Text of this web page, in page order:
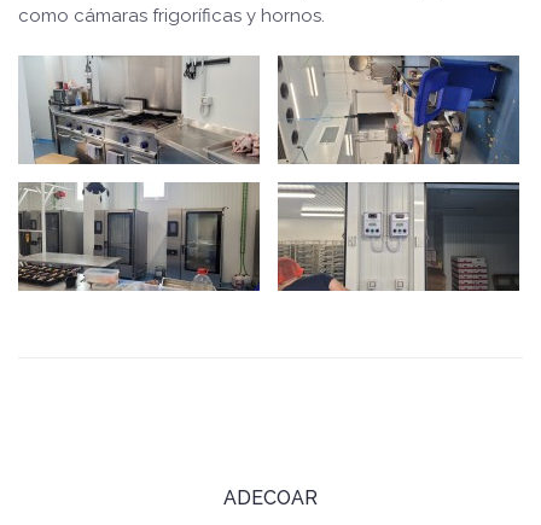
como cámaras frigoríficas y hornos.
ADECOAR